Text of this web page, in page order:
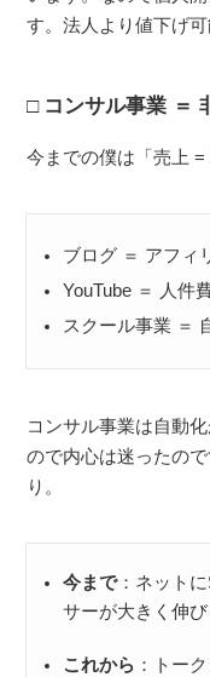
す。法人より値下げ
コンサル事業 ＝
今までの僕は「売上
ブログ ＝ アフィ
YouTube ＝ 人件
スクール事業 ＝
コンサル事業は自動
ので内心は迷ったの
り。
今まで：ネット
サーが大きく伸
これから ：トー